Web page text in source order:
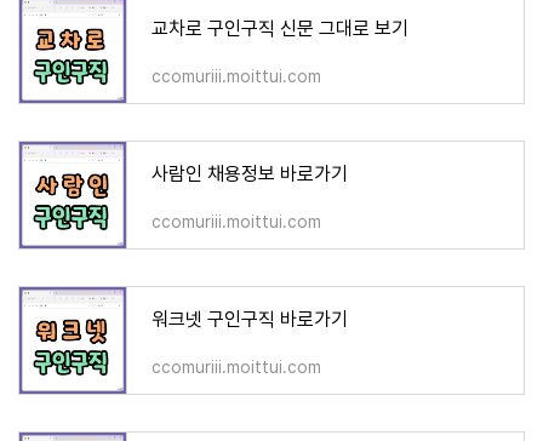
교차로 구인구직 신문 그대로 보기
ccomuriii.moittui.com
사람인 채용정보 바로가기
ccomuriii.moittui.com
워크넷 구인구직 바로가기
ccomuriii.moittui.com